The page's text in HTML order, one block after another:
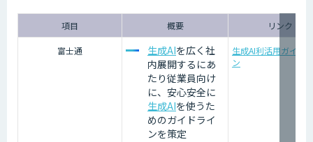
項目 概要 リンク
富士通 生成AIを広く社
内展開するにあ
たり従業員向け
に、安心安全に
生成AIを使うた
めのガイドライ
ンを策定
生成AI利活用ガイド
ン